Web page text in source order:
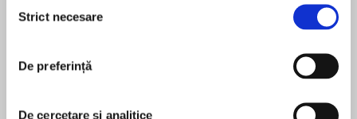
consimțământului
Strict necesare
De preferință
De cercetare și analitice
‘Love has a sound. It sounds like a thousand
heartbeats happening at the same time.’
pentru această carte
Kiera Cass
Kiera Cass graduated from Radford University